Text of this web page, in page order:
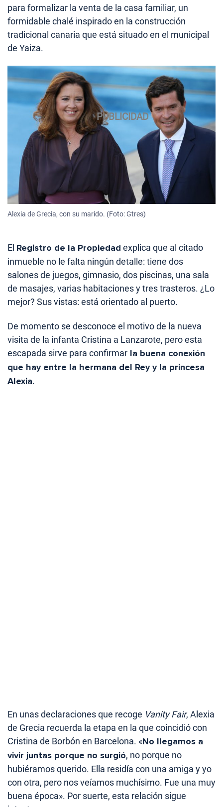
para formalizar la venta de la casa familiar, un
formidable chalé inspirado en la construcción
tradicional canaria que está situado en el municipal
de Yaiza.
Alexia de Grecia, con su marido. (Foto: Gtres)
El Registro de la Propiedad explica que al citado
inmueble no le falta ningún detalle: tiene dos
salones de juegos, gimnasio, dos piscinas, una sala
de masajes, varias habitaciones y tres trasteros. ¿Lo
mejor? Sus vistas: está orientado al puerto.
De momento se desconoce el motivo de la nueva
visita de la infanta Cristina a Lanzarote, pero esta
escapada sirve para confirmar la buena conexión
que hay entre la hermana del Rey y la princesa
Alexia.
En unas declaraciones que recoge Vanity Fair, Alexia
de Grecia recuerda la etapa en la que coincidió con
Cristina de Borbón en Barcelona. «No llegamos a
vivir juntas porque no surgió, no porque no
hubiéramos querido. Ella residía con una amiga y yo
con otra, pero nos veíamos muchísimo. Fue una muy
buena época». Por suerte, esta relación sigue